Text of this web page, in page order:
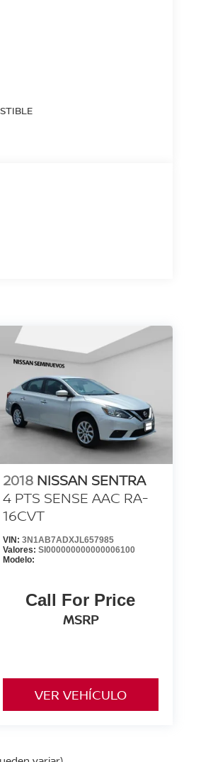
2018 NISSAN SENTRA
4 PTS SENSE AAC RA-
16CVT
VIN: 3N1AB7ADXJL657985
Valores: SI000000000000006100
Modelo:
Call For Price
MSRP
VER VEHÍCULO